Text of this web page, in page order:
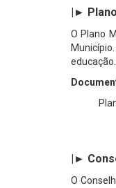
|►
O Plano
educação.
|►
O